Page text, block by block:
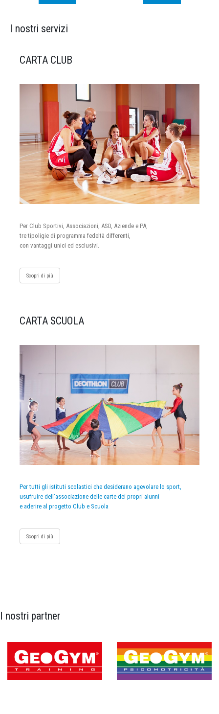
I nostri servizi
CARTA CLUB
Per Club Sportivi, Associazioni, ASD, Aziende e PA,
tre tipoligie di programma fedeltà differenti,
con vantaggi unici ed esclusivi.
Scopri di più
CARTA SCUOLA
Per tutti gli istituti scolastici che desiderano agevolare lo sport,
usufruire dell’associazione delle carte dei propri alunni
e aderire al progetto Club e Scuola
Scopri di più
I nostri partner